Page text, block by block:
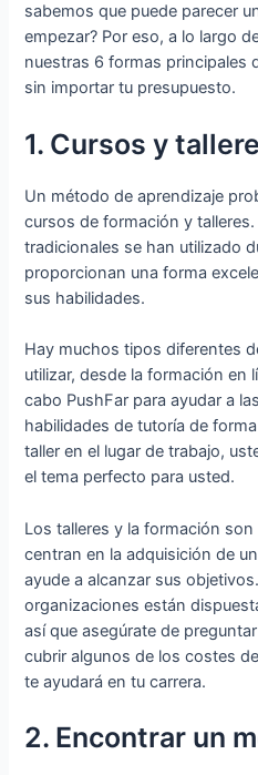
sabemos que puede parecer
empezar? Por eso, a lo largo
nuestras 6 formas principales
sin importar tu presupuesto.
1. Cursos y
Un método de aprendizaje
cursos de formación y
tradicionales se han utilizado
proporcionan una forma
sus habilidades.
Hay muchos tipos diferentes
utilizar, desde la formación en
cabo PushFar para ayudar a
habilidades de tutoría de
taller en el lugar de trabajo,
el tema perfecto para usted.
Los talleres y la formación
centran en la adquisición de
ayude a alcanzar sus
organizaciones están
así que asegúrate de
cubrir algunos de los costes
te ayudará en tu carrera.
2. Encontrar un